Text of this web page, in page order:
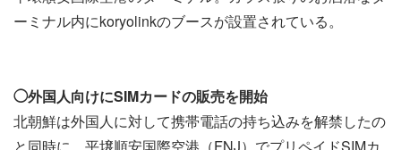
ーミナル内にkoryolinkのブースが設置されている。
◯外国人向けにSIMカードの販売を開始
北朝鮮は外国人に対して携帯電話の持ち込みを解禁したの